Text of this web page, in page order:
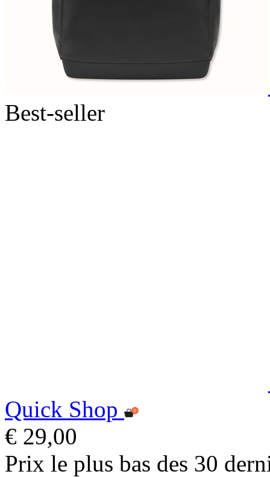
Best-seller
Quick Shop
€ 29,00
Prix le plus bas des 30